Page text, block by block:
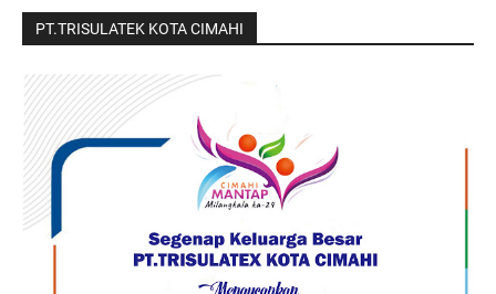
PT.TRISULATEK KOTA CIMAHI